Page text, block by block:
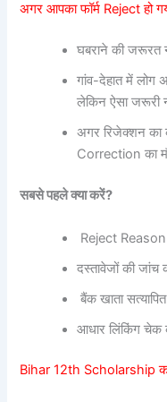
अगर आपका फॉर्म Reject हो
घबराने की जरूरत
गांव-देहात में लोग
लेकिन ऐसा जरूरी
अगर रिजेक्शन का
Correction का
सबसे पहले क्या करें?
Reject
दस्तावेजों की जांच
बैंक खाता
आधार लिंकिंग चेक
Bihar 12th Scholarship